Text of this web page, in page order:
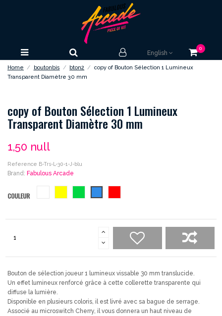
English
0
Home boutonbis bton2
copy of Bouton Sélection 1 Lumineux
Transparent Diamètre 30 mm
copy of Bouton Sélection 1 Lumineux
Transparent Diamètre 30 mm
1,50 null
Reference B-Trs-L-30-1-J-blu
Brand: Fabulous Arcade
COULEUR
Bouton de sélection joueur 1 lumineux vissable 30 mm translucide.
Un effet lumineux renforcé grâce à cette collerette transparente qui
diffuse la lumière.
Disponible en plusieurs coloris, il est livré avec sa bague de serrage.
Associé au microswitch Cherry, il vous donnera un haut niveau de